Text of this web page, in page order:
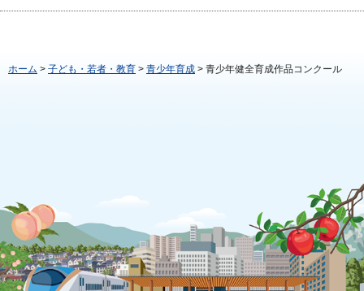
ホーム > 子ども・若者・教育 > 青少年育成 > 青少年健全育成作品コンクール